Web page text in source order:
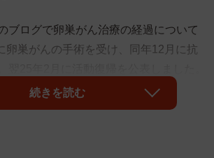
ブログで卵巣がん治療の経過について
卵巣がんの手術を受け、同年12月に抗
、その副作用として体毛を失ったこと
。
続きを読む